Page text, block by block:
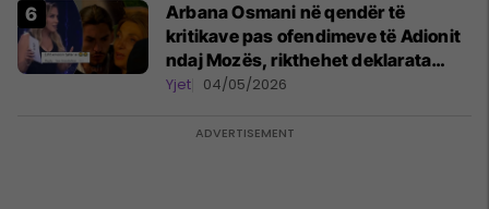
Arbana Osmani në qendër të
kritikave pas ofendimeve të Adionit
ndaj Mozës, rikthehet deklarata
‘Është emision tjetër ai’
Yjet 04/05/2026